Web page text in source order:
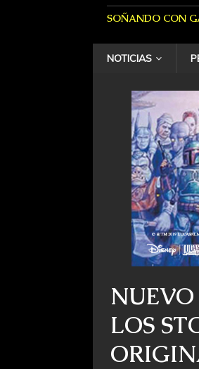
SOÑANDO CON
NOTICIAS
LOS